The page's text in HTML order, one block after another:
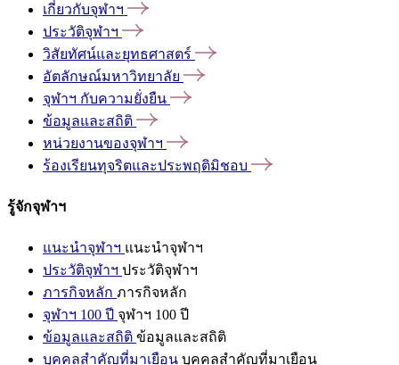
เกี่ยวกับจุฬาฯ
ประวัติจุฬาฯ
วิสัยทัศน์และยุทธศาสตร์
อัตลักษณ์มหาวิทยาลัย
จุฬาฯ กับความยั่งยืน
ข้อมูลและสถิติ
หน่วยงานของจุฬาฯ
ร้องเรียนทุจริตและประพฤติมิชอบ
รู้จักจุฬาฯ
แนะนำจุฬาฯ แนะนำจุฬาฯ
ประวัติจุฬาฯ ประวัติจุฬาฯ
ภารกิจหลัก ภารกิจหลัก
จุฬาฯ 100 ปี จุฬาฯ 100 ปี
ข้อมูลและสถิติ ข้อมูลและสถิติ
บุคคลสำคัญที่มาเยือน บุคคลสำคัญที่มาเยือน